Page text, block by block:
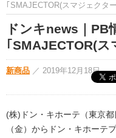
｢SMAJECTOR(スマジェクタ
ドンキnews｜PB
｢SMAJECTOR(
新商品 ／ 2019年12月18日
(株)ドン・キホーテ（東京
（金）からドン・キホーテ